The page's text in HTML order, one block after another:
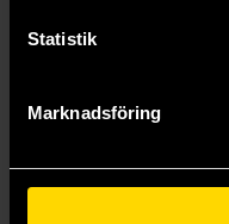
Statistik
Marknadsföring